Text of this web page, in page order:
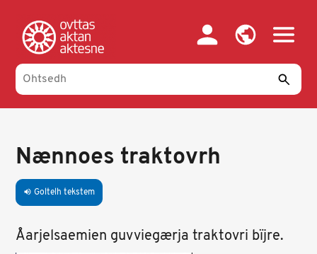
main
content
Nænnoes traktovrh
volume_up Goltelh tekstem
Åarjelsaemien guvviegærja traktovri bïjre.